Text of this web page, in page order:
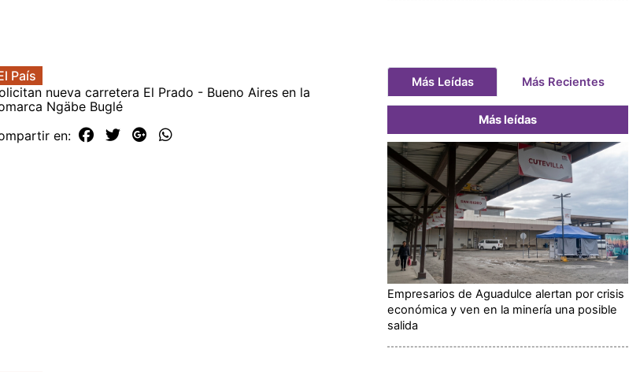
País
nueva carretera El Prado - Bueno Aires en la
Ngäbe Buglé
en:
Más Leídas Más Recientes
Más leídas
Empresarios de Aguadulce alertan por crisis
económica y ven en la minería una posible
salida